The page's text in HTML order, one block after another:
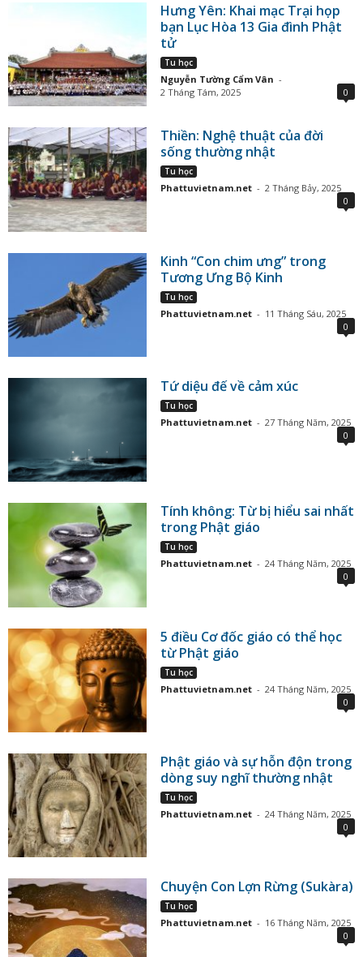
Hưng Yên: Khai mạc Trại họp
bạn Lục Hòa 13 Gia đình Phật
tử
Tu học
Nguyễn Tường Cẩm Vân -
2 Tháng Tám, 2025
0
Thiền: Nghệ thuật của đời
sống thường nhật
Tu học
Phattuvietnam.net - 2 Tháng Bảy, 2025
0
Kinh “Con chim ưng” trong
Tương Ưng Bộ Kinh
Tu học
Phattuvietnam.net - 11 Tháng Sáu, 2025
0
Tứ diệu đế về cảm xúc
Tu học
Phattuvietnam.net - 27 Tháng Năm, 2025
0
Tính không: Từ bị hiểu sai nhất
trong Phật giáo
Tu học
Phattuvietnam.net - 24 Tháng Năm, 2025
0
5 điều Cơ đốc giáo có thể học
từ Phật giáo
Tu học
Phattuvietnam.net - 24 Tháng Năm, 2025
0
Phật giáo và sự hỗn độn trong
dòng suy nghĩ thường nhật
Tu học
Phattuvietnam.net - 24 Tháng Năm, 2025
0
Chuyện Con Lợn Rừng (Sukàra)
Tu học
Phattuvietnam.net - 16 Tháng Năm, 2025
0